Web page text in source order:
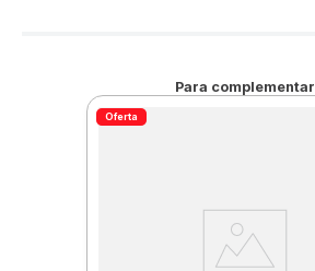
Para complementar
Oferta